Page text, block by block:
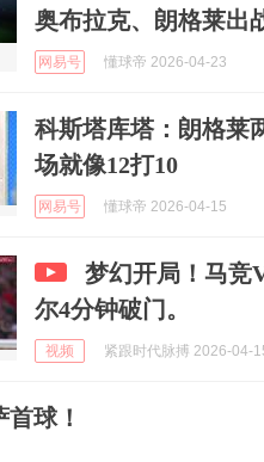
奥布拉克、朗格莱出
网易号 懂球帝 2026-04-23
科斯塔库塔：朗格莱
场就像12打10
网易号 懂球帝 2026-04-15
梦幻开局！马竞
尔4分钟破门。
视频 紧跟时代脉搏 2026-04-
首球！